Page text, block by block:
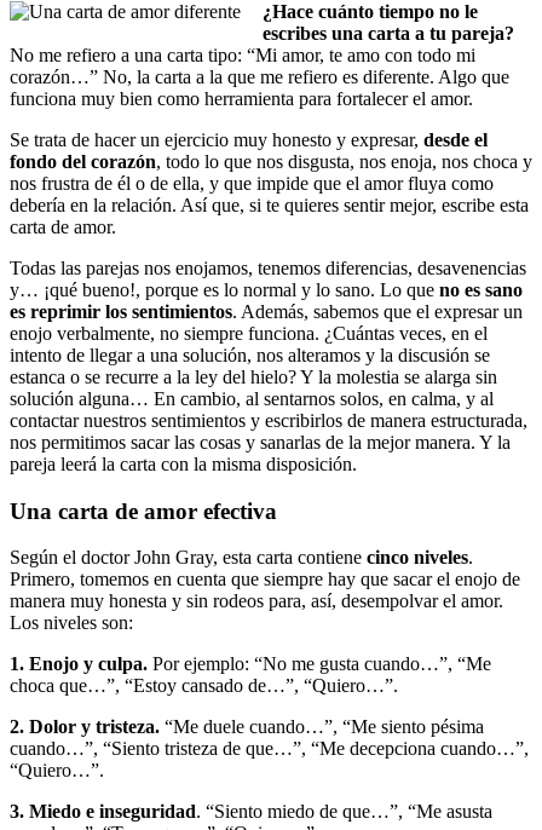
¿Hace cuánto tiempo no le
escribes una carta a tu pareja?
No me refiero a una carta tipo: “Mi amor, te amo con todo mi
corazón…” No, la carta a la que me refiero es diferente. Algo que
funciona muy bien como herramienta para fortalecer el amor.
Se trata de hacer un ejercicio muy honesto y expresar, desde el
fondo del corazón, todo lo que nos disgusta, nos enoja, nos choca y
nos frustra de él o de ella, y que impide que el amor fluya como
debería en la relación. Así que, si te quieres sentir mejor, escribe esta
carta de amor.
Todas las parejas nos enojamos, tenemos diferencias, desavenencias
y… ¡qué bueno!, porque es lo normal y lo sano. Lo que no es sano
es reprimir los sentimientos. Además, sabemos que el expresar un
enojo verbalmente, no siempre funciona. ¿Cuántas veces, en el
intento de llegar a una solución, nos alteramos y la discusión se
estanca o se recurre a la ley del hielo? Y la molestia se alarga sin
solución alguna… En cambio, al sentarnos solos, en calma, y al
contactar nuestros sentimientos y escribirlos de manera estructurada,
nos permitimos sacar las cosas y sanarlas de la mejor manera. Y la
pareja leerá la carta con la misma disposición.
Una carta de amor efectiva
Según el doctor John Gray, esta carta contiene cinco niveles.
Primero, tomemos en cuenta que siempre hay que sacar el enojo de
manera muy honesta y sin rodeos para, así, desempolvar el amor.
Los niveles son:
1. Enojo y culpa. Por ejemplo: “No me gusta cuando…”, “Me
choca que…”, “Estoy cansado de…”, “Quiero…”.
2. Dolor y tristeza. “Me duele cuando…”, “Me siento pésima
cuando…”, “Siento tristeza de que…”, “Me decepciona cuando…”,
“Quiero…”.
3. Miedo e inseguridad. “Siento miedo de que…”, “Me asusta